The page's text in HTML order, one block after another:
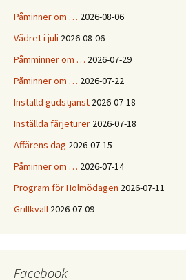
Påminner om … 2026-08-06
Vädret i juli 2026-08-06
Påmminner om … 2026-07-29
Påminner om … 2026-07-22
Inställd gudstjänst 2026-07-18
Inställda färjeturer 2026-07-18
Affärens dag 2026-07-15
Påminner om … 2026-07-14
Program för Holmödagen 2026-07-11
Grillkväll 2026-07-09
Facebook